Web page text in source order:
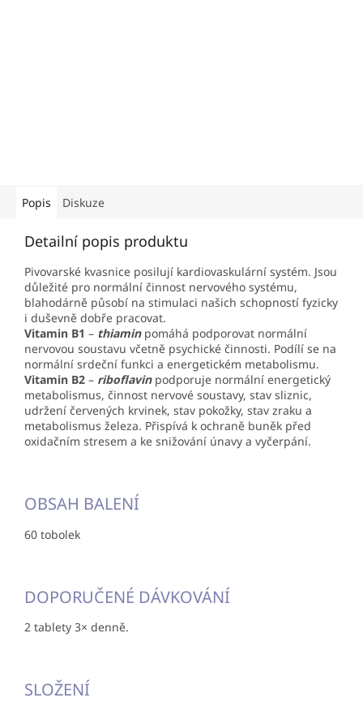
Popis Diskuze
Detailní popis produktu
Pivovarské kvasnice posilují kardiovaskulární systém. Jsou
důležité pro normální činnost nervového systému,
blahodárně působí na stimulaci našich schopností fyzicky
i duševně dobře pracovat.
Vitamin B1 – thiamin pomáhá podporovat normální
nervovou soustavu včetně psychické činnosti. Podílí se na
normální srdeční funkci a energetickém metabolismu.
Vitamin B2 – riboflavin podporuje normální energetický
metabolismus, činnost nervové soustavy, stav sliznic,
udržení červených krvinek, stav pokožky, stav zraku a
metabolismus železa. Přispívá k ochraně buněk před
oxidačním stresem a ke snižování únavy a vyčerpání.
OBSAH BALENÍ
60 tobolek
DOPORUČENÉ DÁVKOVÁNÍ
2 tablety 3× denně.
SLOŽENÍ